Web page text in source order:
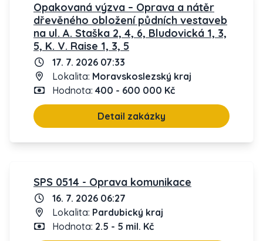
Opakovaná výzva – Oprava a nátěr
dřevěného obložení půdních vestaveb
na ul. A. Staška 2, 4, 6, Bludovická 1, 3,
5, K. V. Raise 1, 3, 5
17. 7. 2026 07:33
Lokalita: Moravskoslezský kraj
Hodnota: 400 - 600 000 Kč
Detail zakázky
SPS 0514 - Oprava komunikace
16. 7. 2026 06:27
Lokalita: Pardubický kraj
Hodnota: 2.5 - 5 mil. Kč